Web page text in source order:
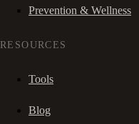
Prevention & Wellness
RESOURCES
Tools
Blog